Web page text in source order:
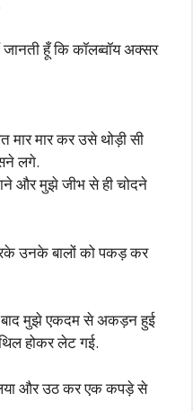
हूँ कि कॉलब्वॉय अक्सर
मार कर उसे थोड़ी सी
लगे.
और मुझे जीभ से ही चोदने
उनके बालों को पकड़ कर
मुझे एकदम से अकड़न हुई
होकर लेट गई.
और उठ कर एक कपड़े से